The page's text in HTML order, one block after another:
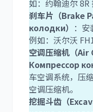
如：约翰迪尔 8R
刹车片（Brake
колодки） ：安
例如：沃尔沃
空调压缩机（
Компрессор
车空调系统，压
空调压缩机。
挖掘斗齿（